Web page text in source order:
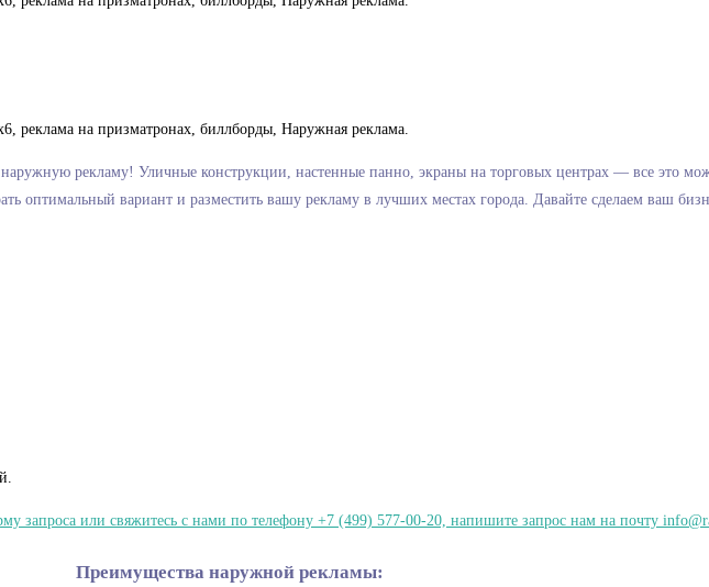
рекламу! Уличные конструкции, настенные панно, экраны на торговых центрах — все это
оптимальный вариант и разместить вашу рекламу в лучших местах города. Давайте сделаем ваш
запроса или свяжитесь с нами по телефону +7 (499) 577-00-20, напишите запрос нам на почту
Преимущества наружной рекламы: